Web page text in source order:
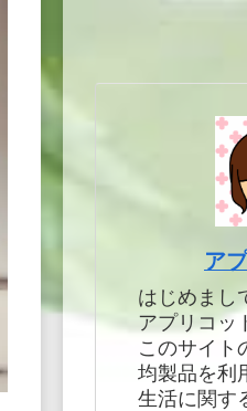
ア
はじめまし
アプリコッ
このサイト
均製品を利
生活に関す